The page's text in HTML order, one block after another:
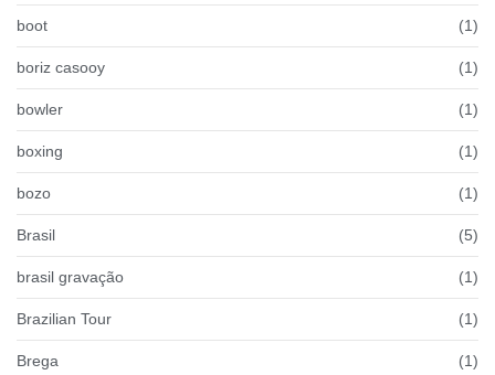
boot (1)
boriz casooy (1)
bowler (1)
boxing (1)
bozo (1)
Brasil (5)
brasil gravação (1)
Brazilian Tour (1)
Brega (1)